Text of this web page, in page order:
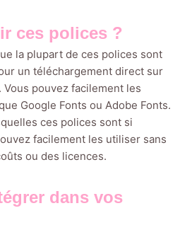
ces polices ?
la plupart de ces polices sont
un téléchargement direct sur
pouvez facilement les
Google Fonts ou Adobe Fonts.
ces polices sont si
facilement les utiliser sans
ou des licences.
dans vos